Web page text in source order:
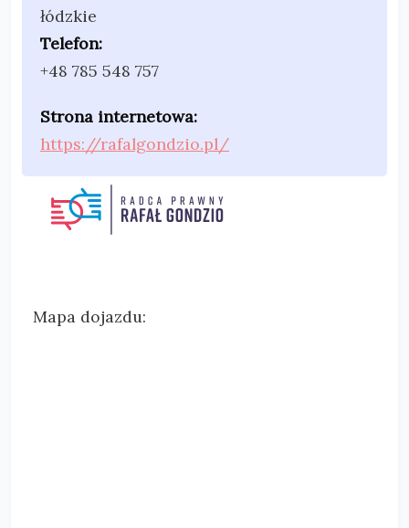
łódzkie
Telefon:
+48 785 548 757
Strona internetowa:
https://rafalgondzio.pl/
Mapa dojazdu: